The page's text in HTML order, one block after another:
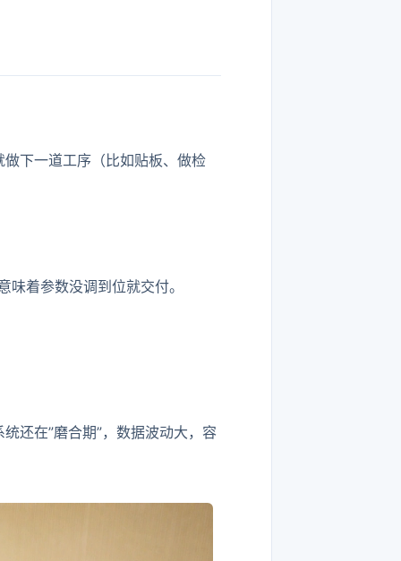
下一道工序（比如贴板、做检
味着参数没调到位就交付。
还在”磨合期”，数据波动大，容